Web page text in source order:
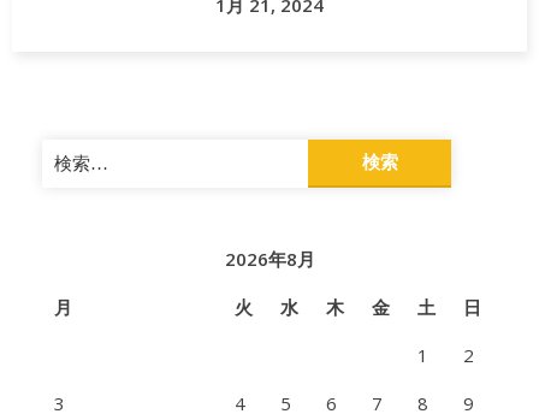
1月 21, 2024
検
索:
2026年8月
月
火 水 木 金 土
日
1
2
3
4 5 6 7 8
9